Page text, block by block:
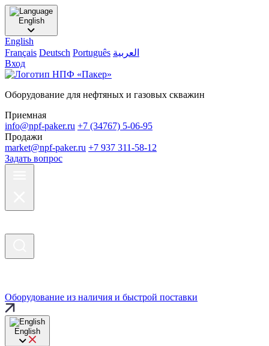
English
English
Français Deutsch Português العربية
Вход
Оборудование для нефтяных и газовых скважин
Приемная
info@npf-paker.ru +7 (34767) 5-06-95
Продажи
market@npf-paker.ru +7 937 311-58-12
Задать вопрос
Оборудование из наличия и быстрой поставки
English